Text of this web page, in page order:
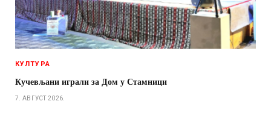
КУЛТУРА
Кучевљани играли за Дом у Стамници
7. АВГУСТ 2026.